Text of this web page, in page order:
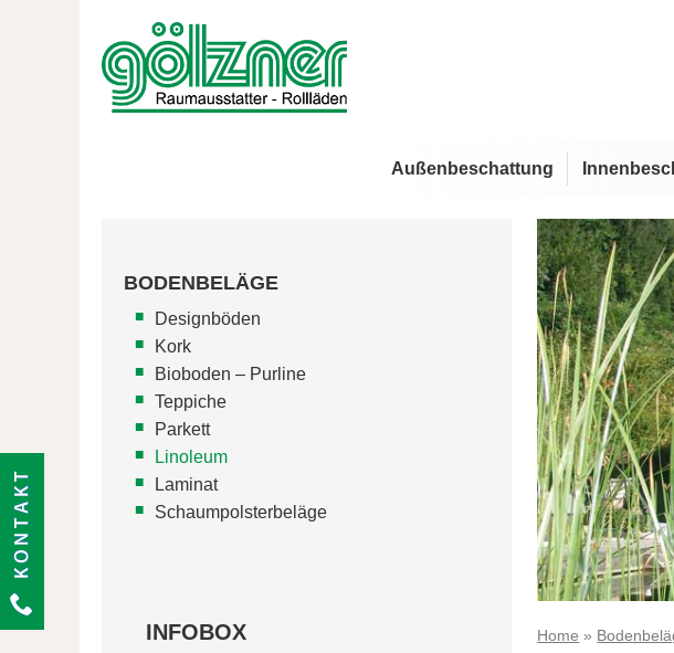
Außenbeschattung
BODENBELÄGE
Designböden
Kork
Bioboden – Purline
Teppiche
Parkett
Linoleum
Laminat
Schaumpolsterbeläge
INFOBOX Home »